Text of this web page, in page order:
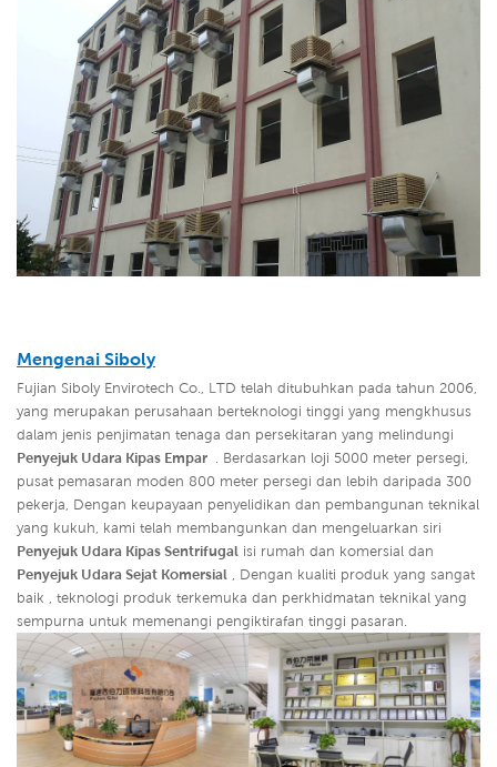
Mengenai Siboly
Fujian Siboly Envirotech Co., LTD telah ditubuhkan pada tahun 2006,
yang merupakan perusahaan berteknologi tinggi yang mengkhusus
dalam jenis penjimatan tenaga dan persekitaran yang melindungi
Penyejuk Udara Kipas Empar
. Berdasarkan loji 5000 meter persegi,
pusat pemasaran moden 800 meter persegi dan lebih daripada 300
pekerja, Dengan keupayaan penyelidikan dan pembangunan teknikal
yang kukuh, kami telah membangunkan dan mengeluarkan siri
Penyejuk Udara Kipas Sentrifugal isi rumah dan komersial dan
Penyejuk Udara Sejat Komersial
Dengan kualiti produk yang sangat
baik , teknologi produk terkemuka dan perkhidmatan teknikal yang
sempurna untuk memenangi pengiktirafan tinggi pasaran.